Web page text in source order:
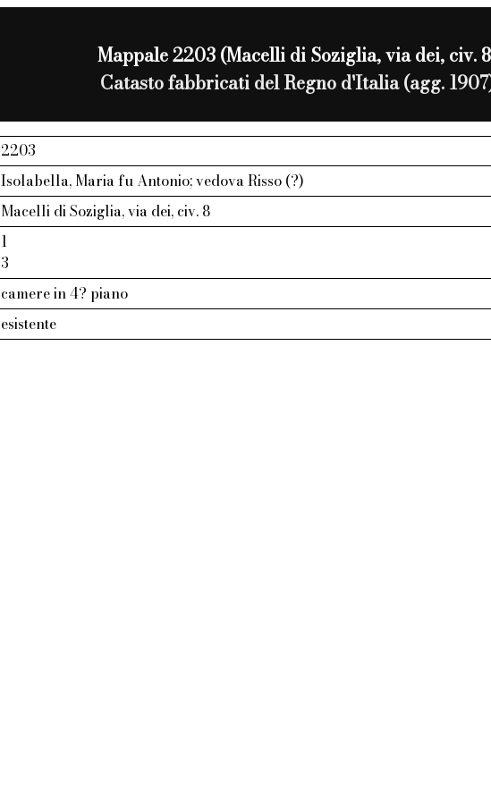
Mappale 2203 (Macelli di Soziglia, via dei, civ.
Catasto fabbricati del Regno d'Italia (agg.
2203
Isolabella, Maria fu Antonio; vedova Risso (?)
Macelli di Soziglia, via dei, civ. 8
1
3
camere in 4? piano
esistente